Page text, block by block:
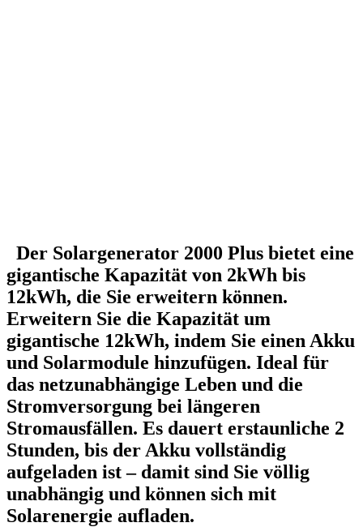
Der Solargenerator 2000 Plus bietet eine
gigantische Kapazität von 2kWh bis
12kWh, die Sie erweitern können.
Erweitern Sie die Kapazität um
gigantische 12kWh, indem Sie einen Akku
und Solarmodule hinzufügen. Ideal für
das netzunabhängige Leben und die
Stromversorgung bei längeren
Stromausfällen. Es dauert erstaunliche 2
Stunden, bis der Akku vollständig
aufgeladen ist – damit sind Sie völlig
unabhängig und können sich mit
Solarenergie aufladen.